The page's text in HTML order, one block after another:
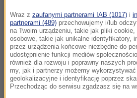
Wraz z zaufanymi partnerami IAB (1017) i
partnerami (489) przechowujemy i/lub
na Twoim urządzeniu, takie jak pliki
osobowe, takie jak unikalne identyfikatory,
przez urządzenia końcowe niezbędne do
udostępnienie funkcji mediów
również dla rozwoju i poprawny naszych
my, jak i partnerzy możemy
geolokalizacyjne i identyfikację poprzez
Przechodząc do serwisu zgadzasz się na